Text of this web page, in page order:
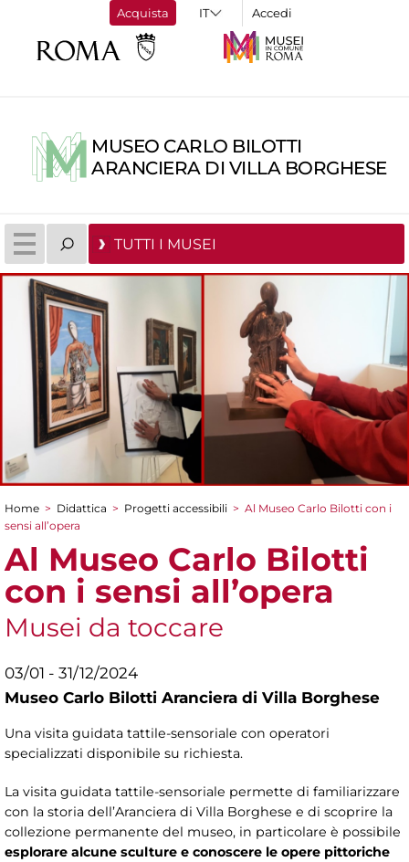
Acquista Accedi
MUSEO CARLO BILOTTI
ARANCIERA DI VILLA BORGHESE
TUTTI I MUSEI
Tu sei qui
Home > Didattica > Progetti accessibili > Al Museo Carlo Bilotti con i
sensi all’opera
Al Museo Carlo Bilotti
con i sensi all’opera
Musei da toccare
03/01 - 31/12/2024
Museo Carlo Bilotti Aranciera di Villa Borghese
Una visita guidata tattile-sensoriale con operatori
specializzati disponibile su richiesta.
La visita guidata tattile-sensoriale permette di familiarizzare
con la storia dell’Aranciera di Villa Borghese e di scoprire la
collezione permanente del museo, in particolare è possibile
esplorare alcune sculture e conoscere le opere pittoriche